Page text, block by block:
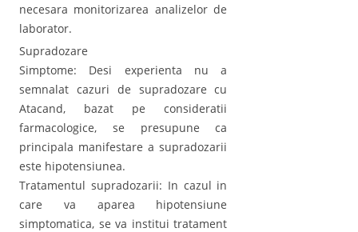
necesara monitorizarea analizelor de
laborator.
Supradozare
Simptome: Desi experienta nu a
semnalat cazuri de supradozare cu
Atacand, bazat pe consideratii
farmacologice, se presupune ca
principala manifestare a supradozarii
este hipotensiunea.
Tratamentul supradozarii: In cazul in
care va aparea hipotensiune
simptomatica, se va institui tratament